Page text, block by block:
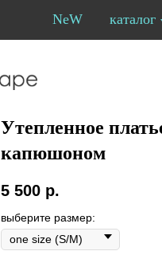
NeW каталог
Утепленное
капюшоном
5 500 р.
выберите размер: